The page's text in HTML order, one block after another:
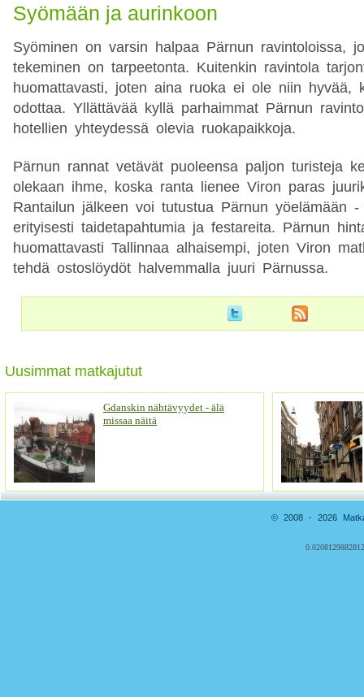
Syömään ja aurinkoon
Syöminen on varsin halpaa Pärnun ravintoloissa,
tekeminen on tarpeetonta. Kuitenkin ravintola
huomattavasti, joten aina ruoka ei ole niin hyvää,
odottaa. Yllättävää kyllä parhaimmat Pärnun
hotellien yhteydessä olevia ruokapaikkoja.
Pärnun rannat vetävät puoleensa paljon turisteja
olekaan ihme, koska ranta lienee Viron paras
Rantailun jälkeen voi tutustua Pärnun yöelämään
erityisesti taidetapahtumia ja festareita. Pärnun
huomattavasti Tallinnaa alhaisempi, joten Viron
tehdä ostoslöydöt halvemmalla juuri Pärnussa.
Uusimmat matkajutut
Gdanskin nähtävyydet - älä
missaa näitä
© 2008 - 2026